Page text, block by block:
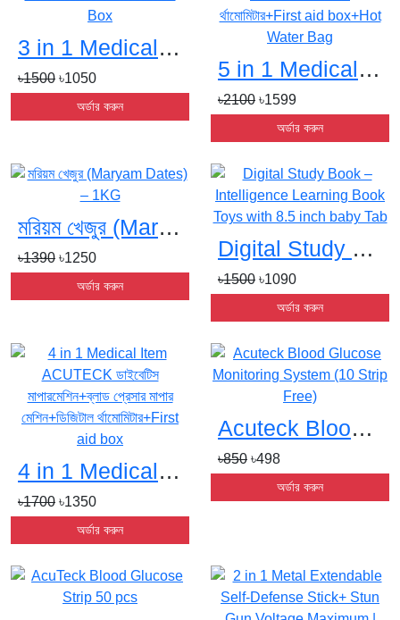
3 in 1 Medical Item Blood pressure monitor+Digital Thermometer+Medicine Boxs
৳1500 ৳1050
অর্ডার করুন
5 in 1 Medical Item ডাইবেটিস মাপারমেশিন+ব্লাড প্রেসার মাপার মেশিন+ডিজিটাল র্থামোমিটার+First aid box+Hot Water Bags
৳2100 ৳1599
অর্ডার করুন
মরিয়ম খেজুর (Maryam Dates) – 1KGs
৳1390 ৳1250
অর্ডার করুন
Digital Study Book – Intelligence Learning Book Toys with 8.5 inch baby Tabs
৳1500 ৳1090
অর্ডার করুন
4 in 1 Medical Item ACUTECK ডাইবেটিস মাপারমেশিন+ব্লাড প্রেসার মাপার মেশিন+ডিজিটাল র্থামোমিটার+First aid boxs
৳1700 ৳1350
অর্ডার করুন
Acuteck Blood Glucose Monitoring System (10 Strip Free)s
৳850 ৳498
অর্ডার করুন